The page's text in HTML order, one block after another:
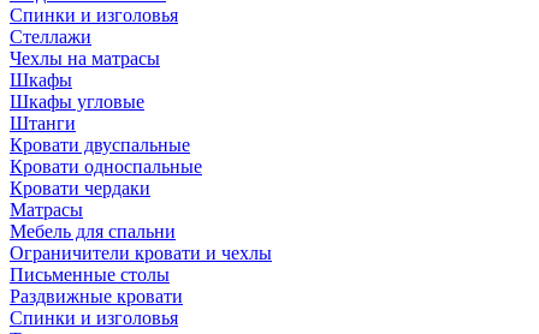
Спинки и изголовья
Стеллажи
Чехлы на матрасы
Шкафы
Шкафы угловые
Штанги
Кровати двуспальные
Кровати односпальные
Кровати чердаки
Матрасы
Мебель для спальни
Ограничители кровати и чехлы
Письменные столы
Раздвижные кровати
Спинки и изголовья